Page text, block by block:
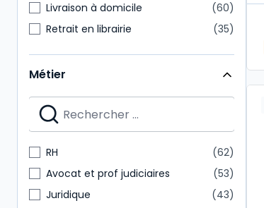
Livraison à domicile
60
Retrait en librairie
35
Métier
RH
62
Avocat et prof judiciaires
53
Juridique
43